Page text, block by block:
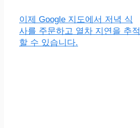
이제 Google 지도에서 저녁 식
사를 주문하고 열차 지연을 추적
할 수 있습니다.